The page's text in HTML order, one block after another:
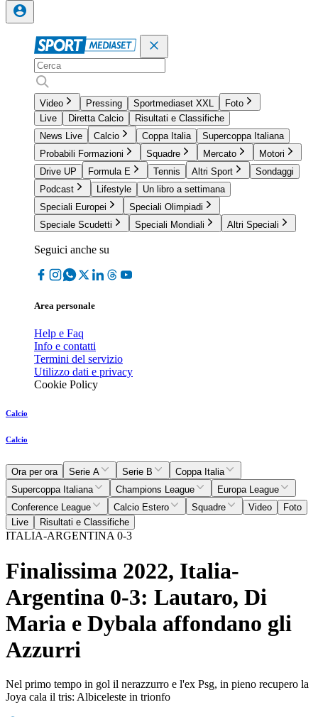
Video Pressing Sportmediaset XXL
Foto
Live
Diretta Calcio
Risultati e Classifiche
News Live
Calcio Coppa Italia
Supercoppa Italiana
Probabili Formazioni
Squadre Mercato
Motori
Drive UP
Formula E Tennis Altri Sport
Sondaggi
Podcast
Lifestyle
Un libro a settimana
Speciali Europei
Speciali Olimpiadi
Speciale Scudetti
Speciali Mondiali Altri Speciali
Seguici anche su
Area personale
Help e Faq
Info e contatti
Termini del servizio
Utilizzo dati e privacy
Cookie Policy
Calcio
Calcio
Ora per ora Serie A Serie B
Coppa Italia
Supercoppa Italiana
Champions League
Europa League
Conference League
Calcio Estero Squadre Video
Foto
Live
Risultati e Classifiche
ITALIA-ARGENTINA 0-3
Finalissima 2022, Italia-
Argentina 0-3: Lautaro, Di
Maria e Dybala affondano gli
Azzurri
Nel primo tempo in gol il nerazzurro e l'ex Psg, in pieno recupero la
Joya cala il tris: Albiceleste in trionfo